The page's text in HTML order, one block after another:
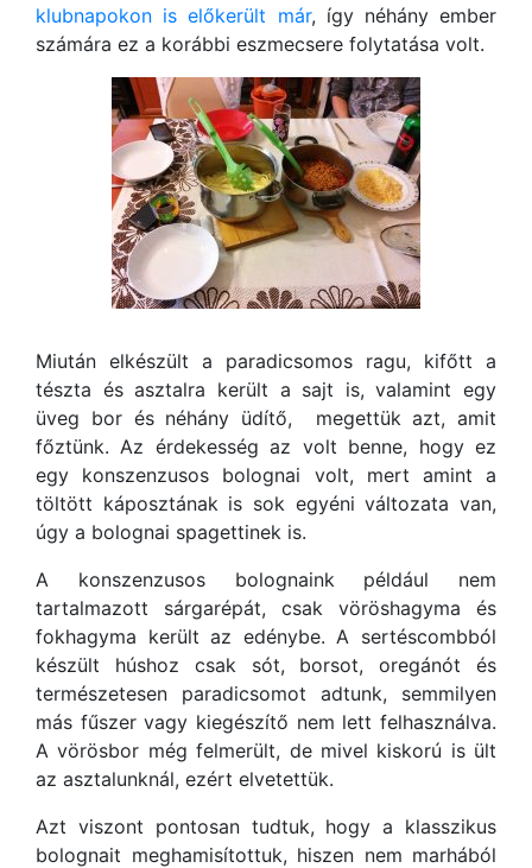
klubnapokon is előkerült már, így néhány ember
számára ez a korábbi eszmecsere folytatása volt.
Miután elkészült a paradicsomos ragu, kifőtt a
tészta és asztalra került a sajt is, valamint egy
üveg bor és néhány üdítő, megettük azt, amit
főztünk. Az érdekesség az volt benne, hogy ez
egy konszenzusos bolognai volt, mert amint a
töltött káposztának is sok egyéni változata van,
úgy a bolognai spagettinek is.
A konszenzusos bolognaink például nem
tartalmazott sárgarépát, csak vöröshagyma és
fokhagyma került az edénybe. A sertéscombból
készült húshoz csak sót, borsot, oregánót és
természetesen paradicsomot adtunk, semmilyen
más fűszer vagy kiegészítő nem lett felhasználva.
A vörösbor még felmerült, de mivel kiskorú is ült
az asztalunknál, ezért elvetettük.
Azt viszont pontosan tudtuk, hogy a klasszikus
bolognait meghamisítottuk, hiszen nem marhából